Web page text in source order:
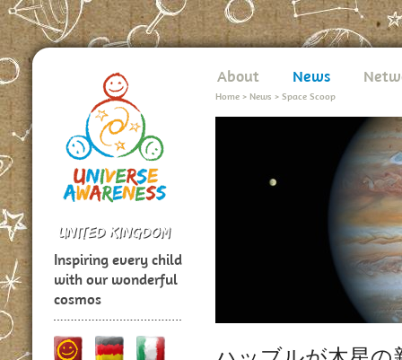
Inspiring every child
with our wonderful
cosmos
About News
Home > News > Space Scoop